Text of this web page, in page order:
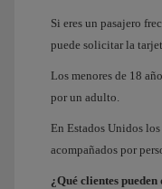
Si eres un pasajero
puede solicitar la
Los menores de 18
por un adulto.
En Estados Unidos
acompañados por
¿Qué clientes